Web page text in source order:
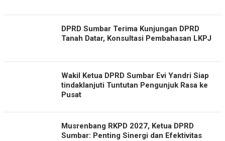
DPRD Sumbar Terima Kunjungan DPRD
Tanah Datar, Konsultasi Pembahasan LKPJ
Wakil Ketua DPRD Sumbar Evi Yandri Siap
tindaklanjuti Tuntutan Pengunjuk Rasa ke
Pusat
Musrenbang RKPD 2027, Ketua DPRD
Sumbar: Penting Sinergi dan Efektivitas